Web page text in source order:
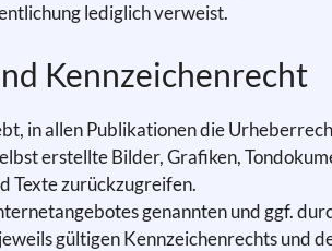
lediglich verweist.
Kennzeichenrecht
in allen Publikationen die
erstellte Bilder, Grafiken,
Texte zurückzugreifen.
genannten und ggf.
gültigen Kennzeichenrechts und